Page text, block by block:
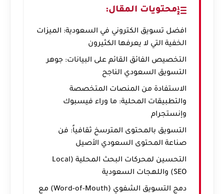
محتويات المقال:
افضل تسويق الكتروني في السعودية: الميزات
الخفية التي لا يعرفها الكثيرون
التخصيص الفائق القائم على البيانات: جوهر
التسويق السعودي الناجح
الاستفادة من المنصات المتخصصة
والتطبيقات المحلية: ما وراء فيسبوك
وإنستجرام
التسويق بالمحتوى المترسخ ثقافياً: فن
صناعة المحتوى السعودي الأصيل
التحسين لمحركات البحث المحلية (Local
SEO) واللهجات السعودية
دمج التسويق الشفوي (Word-of-Mouth) مع